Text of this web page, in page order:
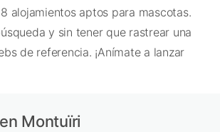
alojamientos aptos para mascotas.
y sin tener que rastrear una
de referencia. ¡Anímate a lanzar
Montuïri